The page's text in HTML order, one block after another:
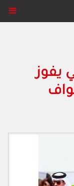
يفوز